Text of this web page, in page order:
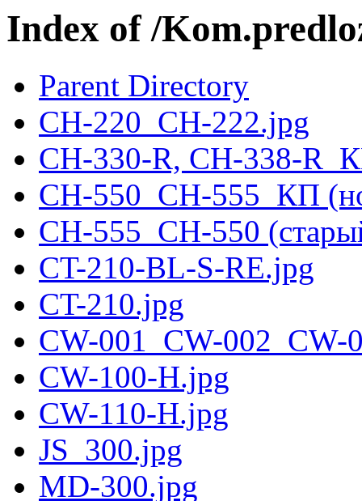
Index of /
Parent Directory
CH-220_CH-222.jpg
CH-330-R, CH-338-
CH-550_CH-555_КП
CH-555_CH-550
CT-210-BL-S-RE.jpg
CT-210.jpg
CW-001_CW-002_CW-
CW-100-H.jpg
CW-110-H.jpg
JS_300.jpg
MD-300.jpg